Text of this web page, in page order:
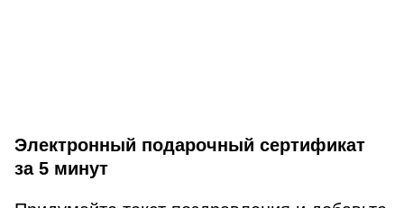
Электронный подарочный сертификат
за 5 минут